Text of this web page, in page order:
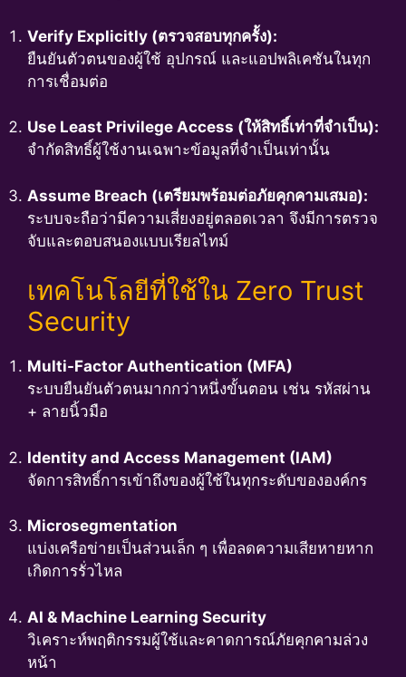
Verify Explicitly (ตรวจสอบทุกครั้ง):
ยืนยันตัวตนของผู้ใช้ อุปกรณ์ และแอปพลิเคชันในทุก
การเชื่อมต่อ
Use Least Privilege Access (ให้สิทธิ์เท่าที่จำเป็น):
จำกัดสิทธิ์ผู้ใช้งานเฉพาะข้อมูลที่จำเป็นเท่านั้น
Assume Breach (เตรียมพร้อมต่อภัยคุกคามเสมอ):
ระบบจะถือว่ามีความเสี่ยงอยู่ตลอดเวลา จึงมีการตรวจ
จับและตอบสนองแบบเรียลไทม์
เทคโนโลยีที่ใช้ใน Zero Trust
Security
Multi-Factor Authentication (MFA)
ระบบยืนยันตัวตนมากกว่าหนึ่งขั้นตอน เช่น รหัสผ่าน
+ ลายนิ้วมือ
Identity and Access Management (IAM)
จัดการสิทธิ์การเข้าถึงของผู้ใช้ในทุกระดับขององค์กร
Microsegmentation
แบ่งเครือข่ายเป็นส่วนเล็ก ๆ เพื่อลดความเสียหายหาก
เกิดการรั่วไหล
AI & Machine Learning Security
วิเคราะห์พฤติกรรมผู้ใช้และคาดการณ์ภัยคุกคามล่วง
หน้า